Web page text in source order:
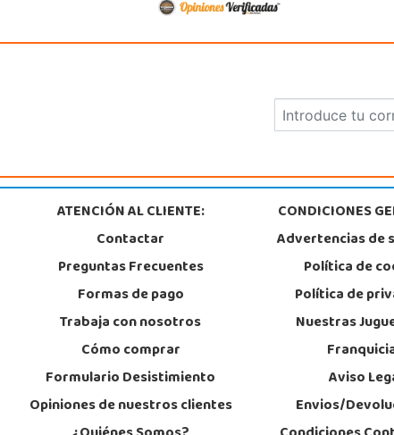
ATENCIÓN AL CLIENTE:
Contactar
Preguntas Frecuentes
Formas de pago
Trabaja con nosotros
Cómo comprar
Formulario Desistimiento
Opiniones de nuestros clientes
CONDICIONES
Advertencias de
Política de
Política de
Nuestras
Aviso
Envios/